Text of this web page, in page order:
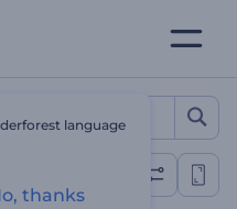
de
Productos
language
thanks